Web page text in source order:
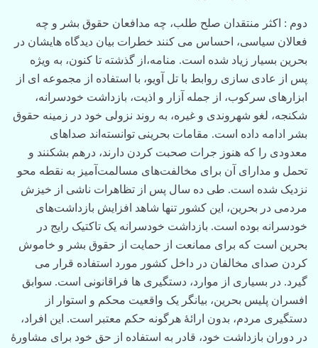
دوم : اکثر منتقدان صلح طلب، چه مدافعان حقوق بشر و چه
فعالان سیاسی، احساس می کنند خطرات بیان دیدگاه هایشان در
بحرین بسیار زیاد شده است. منامه،از گذشته تا کنون، به ویژه
پس از عادی سازی روابط با تل آویو، با استفاده از مجموعه ای از
ابزارهای سرکوب، از جمله آزار و اذیت، بازداشت خودسرانه،
شکنجه، لغو شهروندی و غیره، به روند نزولی خود در زمینه حقوق
بشر ادامه داده است. مقامات بحرینی توانسته‌اند صداهای
معدودی را که هنوز جرات صحبت کردن دارند، درهم بشکنند و
تحمل و مدارای آن برای مخالفت‌های مسالمت‌آمیز به نقطه محو
نزدیک شده است. طی ده سال پس از تظاهرات ناشی از خیزش
مردمی در بحرین، این کشور تنها شاهد افزایش بازداشت‌های
خودسرانه بوده است. بازداشت خودسرانه یک تاکتیک رایج در
بحرین است که برای ممانعت از حمایت از حقوق بشر و خاموش
کردن صدای مخالفان در داخل کشور مورد استفاده قرار می
گیرد. در بسیاری از موارد، دستگیری ها فراقانونی است. سوابق
افسران پلیس بحرین، بیانگر یک واقعیت محکم و استوار از
دستگیری مردم، بدون ارائۀ هرگونه حکم معتبر است. این افراد،
در دوران بازداشت خود، قادر به استفاده از حق خود برای مشاورۀ